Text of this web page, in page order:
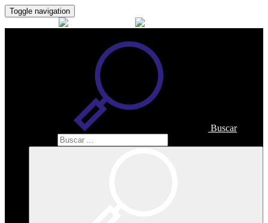
Toggle navigation
Buscar